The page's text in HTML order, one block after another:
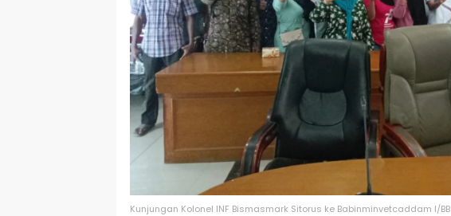
Kunjungan Kolonel INF Bismasmark Sitorus ke Babinminvetcaddam I/BB